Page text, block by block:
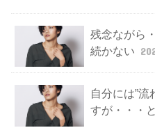
残念ながら
続かない
自分には”流
すが・・・